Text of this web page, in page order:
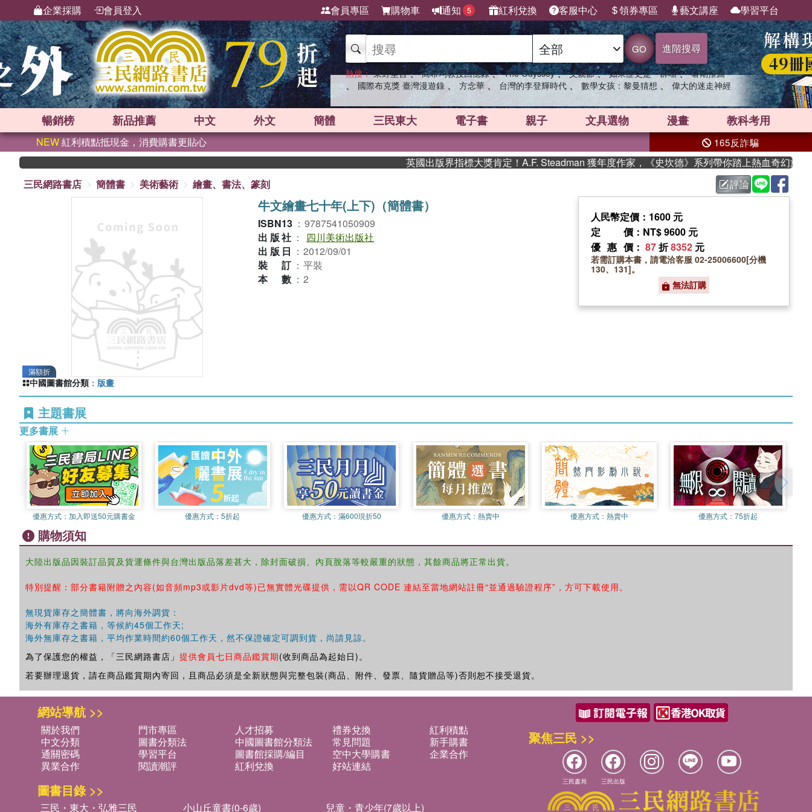
企業採購 會員登入 會員專區 購物車 通知 5 紅利兌換 客服中心 領券專區 藝文講座 學習平台
GO 進階搜尋
熱搜： 東野圭吾 、 高希均教授回憶錄 、 The Odyssey 、 父親節 、 如果歷史是一群喵 、 暑期推薦
、 國際布克獎 臺灣漫遊錄 、 方念華 、 台灣的李登輝時代 、 數學女孩：黎曼猜想 、 偉大的迷走神經
暢銷榜 新品推薦 中文 外文 簡體 三民東大 電子書 親子 文具選物 漫畫 教科考用
NEW紅利積點抵現金，消費購書更貼心 165反詐騙
英國出版界指標大獎肯定！A.F. Steadman 獲年度作家，《史坎德》系列帶你踏上熱血奇幻旅程
三民網路書店
簡體書 美術藝術 繪畫、書法、篆刻 評論
滿額折
牛文繪畫七十年(上下)（簡體書）
ISBN13 ： 9787541050909
出版社 ：
四川美術出版社
出版日 ： 2012/09/01
裝訂 ： 平裝
本數 ： 2
人民幣定價：1600 元
定價 ：NT$ 9600 元
優惠價 ： 87折8352 元
若需訂購本書，請電洽客服 02-25006600[分機
130、131]。
無法訂購
中國圖書館分類 ： 版畫
主題書展
更多書展
優惠方式： 加入即送50元購書金 優惠方式：5折起 優惠方式： 滿600現折50 優惠方式： 熱賣中 優惠方式： 熱賣中 優惠方式：75折起
購物須知
大陸出版品因裝訂品質及貨運條件與台灣出版品落差甚大，除封面破損、內頁脫落等較嚴重的狀態，其餘商品將正常出貨。
特別提醒：部分書籍附贈之內容(如音頻mp3或影片dvd等)已無實體光碟提供，需以QR CODE 連結至當地網站註冊“並通過驗證程序”，方可下載使用。
無現貨庫存之簡體書，將向海外調貨：
海外有庫存之書籍，等候約45個工作天;
海外無庫存之書籍，平均作業時間約60個工作天，然不保證確定可調到貨，尚請見諒。
為了保護您的權益，「三民網路書店」 提供會員七日商品鑑賞期(收到商品為起始日)。
若要辦理退貨，請在商品鑑賞期內寄回，且商品必須是全新狀態與完整包裝(商品、附件、發票、隨貨贈品等)否則恕不接受退貨。
網站導航 >>
關於我們 門市專區 人才招募 禮券兌換
紅利積點
中文分類
圖書分類法 中國圖書館分類法 常見問題
新手購書
通關密碼
學習平台 圖書館採購/編目 空中大學購書
企業合作
異業合作
閱讀潮評 紅利兌換 好站連結
圖書目錄 >>
三民・東大・弘雅三民 小山丘童書(0-6歲) 兒童・青少年(7歲以上)
聚焦三民 >>
三民書局 三民出版